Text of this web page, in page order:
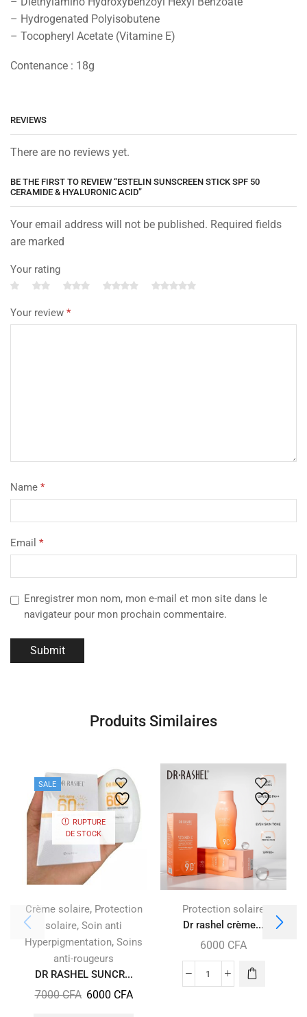
– Hydrogenated Polyisobutene
– Tocopheryl Acetate (Vitamine E)
Contenance : 18g
REVIEWS
There are no reviews yet.
BE THE FIRST TO REVIEW “ESTELIN SUNSCREEN STICK SPF 50
CERAMIDE & HYALURONIC ACID”
Your email address will not be published. Required fields
are marked
Your rating
Your review *
Name *
Email *
Enregistrer mon nom, mon e-mail et mon site dans le
navigateur pour mon prochain commentaire.
Produits Similaires
SALE
RUPTURE
DE STOCK
Crème solaire, Protection
solaire, Soin anti
Hyperpigmentation, Soins
anti-rougeurs
DR RASHEL SUNCR...
7000CFA 6000 CFA
Protection solaire
Dr rashel crème...
6000 CFA